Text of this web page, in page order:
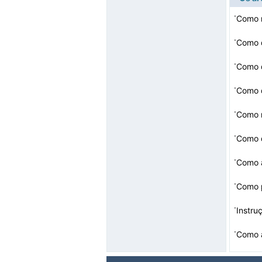
·Como
·Como
·Como
·Como
·Como
·Como
·
·Como
·
·